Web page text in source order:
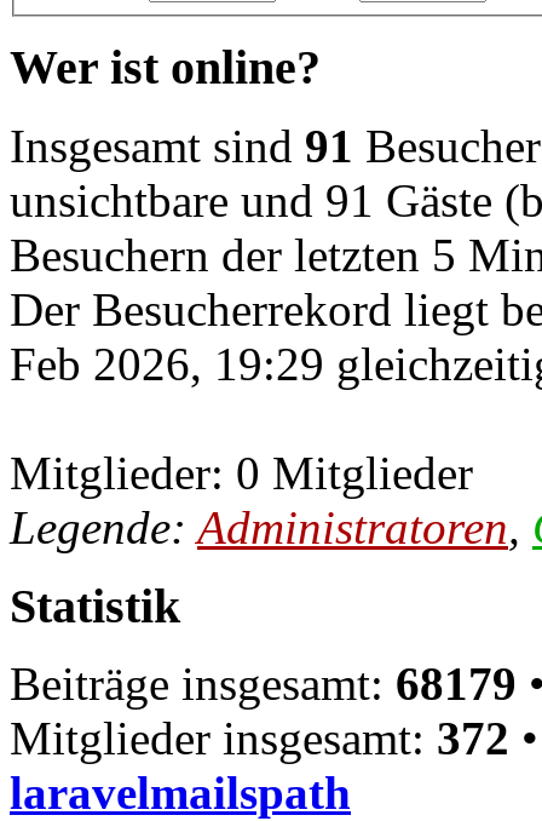
Wer ist online?
Insgesamt sind 91
unsichtbare und 91 Gäste
Besuchern der letzten 5
Der Besucherrekord liegt
Feb 2026, 19:29
Mitglieder: 0 Mitglieder
Legende:Administratoren,
Statistik
Beiträge insgesamt: 68179
Mitglieder insgesamt: 372
laravelmailspath